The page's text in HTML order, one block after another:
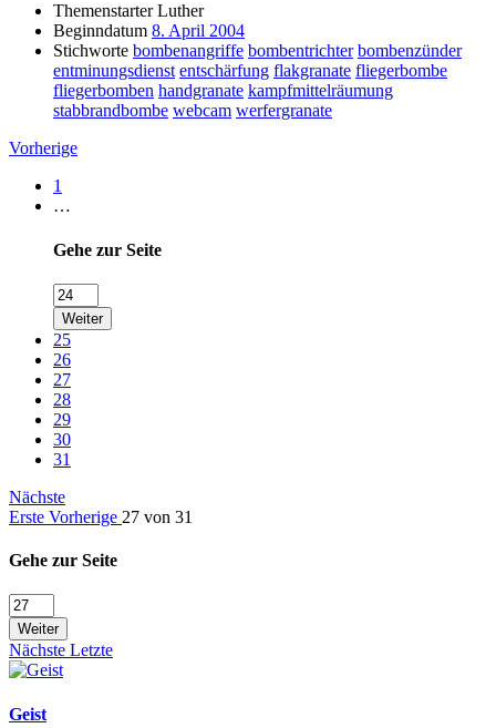
Themenstarter Luther
Beginndatum 8. April 2004
Stichworte bombenangriffe bombentrichter bombenzünder
entminungsdienst entschärfung flakgranate fliegerbombe
fliegerbomben handgranate kampfmittelräumung
stabbrandbombe webcam werfergranate
Vorherige
1
…
Gehe zur Seite
Weiter
25
26
27
28
29
30
31
Nächste
Erste Vorherige 27 von 31
Gehe zur Seite
Weiter
Nächste Letzte
Geist